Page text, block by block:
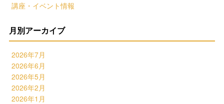
講座・イベント情報
月別アーカイブ
2026年7月
2026年6月
2026年5月
2026年2月
2026年1月